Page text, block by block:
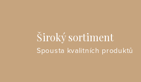
Široký sortiment
Spousta kvalitních produktů